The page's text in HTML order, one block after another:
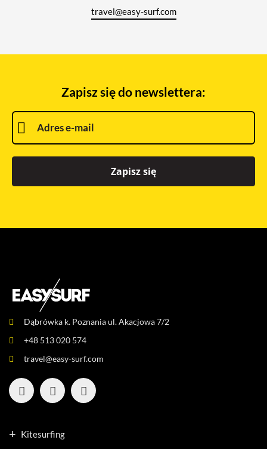
travel@easy-surf.com
Zapisz się do newslettera:
Zapisz się
Dąbrówka k. Poznania ul. Akacjowa 7/2
+48 513 020 574
travel@easy-surf.com
Kitesurfing